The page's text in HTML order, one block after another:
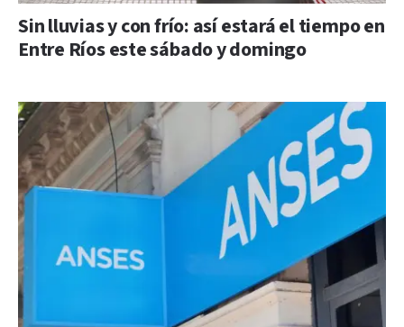
Sin lluvias y con frío: así estará el tiempo en
Entre Ríos este sábado y domingo